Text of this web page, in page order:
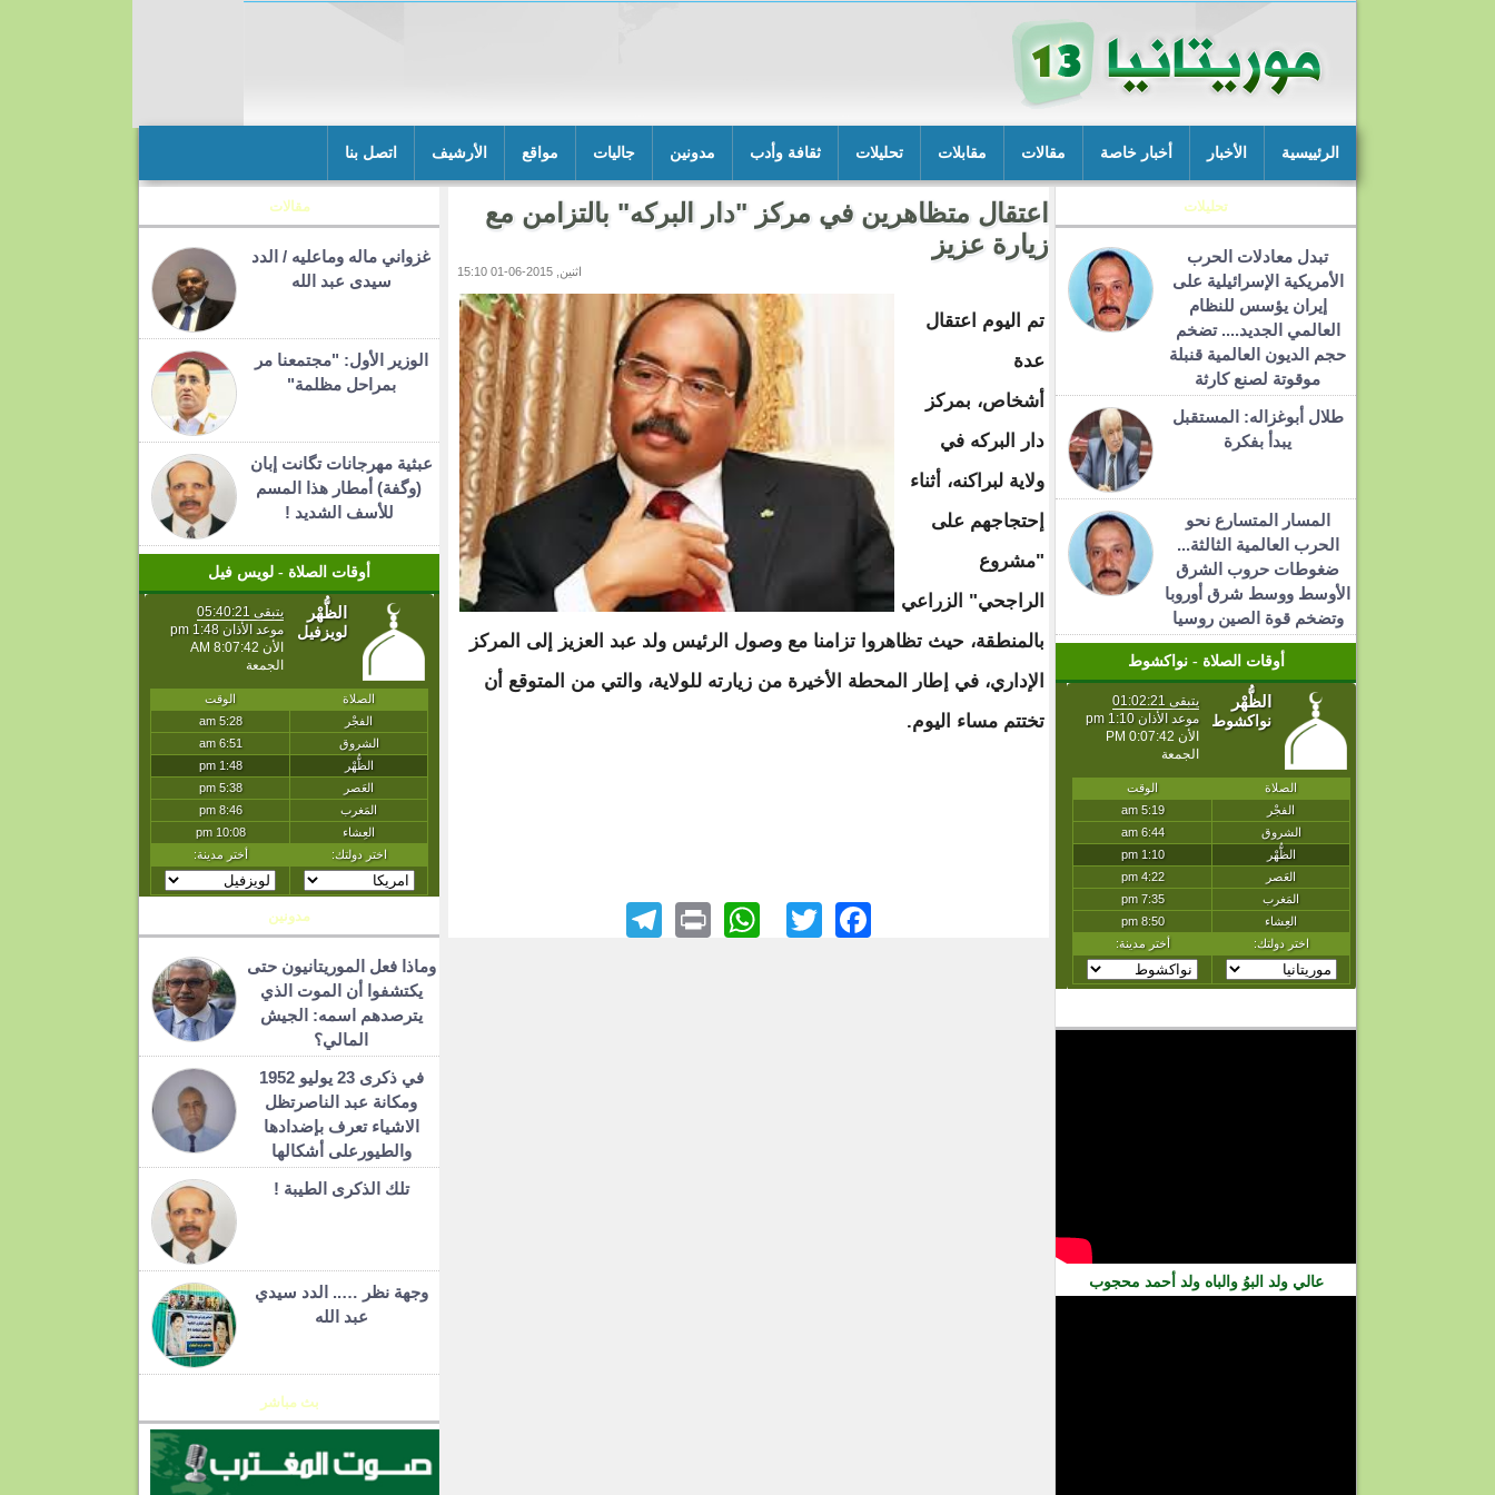
الرئييسية الأخبار أخبار خاصة مقالات مقابلات تحليلات ثقافة وأدب مدونين جاليات مواقع الأرشيف اتصل بنا
تحليلات
تبدل معادلات الحرب
الأمريكية الإسرائيلية على
إيران يؤسس للنظام
العالمي الجديد.... تضخم
حجم الديون العالمية قنبلة
موقوتة لصنع كارثة
طلال أبوغزاله: المستقبل
يبدأ بفكرة
المسار المتسارع نحو
الحرب العالمية الثالثة...
ضغوطات حروب الشرق
الأوسط ووسط شرق أوروبا
وتضخم قوة الصين روسيا
أوقات الصلاة - نواكشوط
عالي ولد البوُ والباه ولد أحمد محجوب
اعتقال متظاهرين في مركز "دار البركه" بالتزامن مع
زيارة عزيز
اثنين, 2015-06-01 15:10
تم اليوم اعتقال
عدة
أشخاص، بمركز
دار البركه في
ولاية لبراكنه، أثناء
إحتجاجهم على
"مشروع
الراجحي" الزراعي
بالمنطقة، حيث تظاهروا تزامنا مع وصول الرئيس ولد عبد العزيز إلى المركز
الإداري، في إطار المحطة الأخيرة من زيارته للولاية، والتي من المتوقع أن
تختتم مساء اليوم.
Facebook
Twitter
WhatsApp
Print
مقالات
غزواني ماله وماعليه / الدد
سيدى عبد الله
الوزير الأول: "مجتمعنا مر
بمراحل مظلمة"
عبثية مهرجانات تگانت إبان
(وگفة) أمطار هذا المسم
للأسف الشديد !
أوقات الصلاة - لويس فيل
مدونين
وماذا فعل الموريتانيون حتى
يكتشفوا أن الموت الذي
يترصدهم اسمه: الجيش
المالي؟
في ذكرى 23 يوليو 1952
ومكانة عبد الناصرتظل
الاشياء تعرف بإضدادها
والطيورعلى أشكالها
تلك الذكرى الطيبة !
وجهة نظر ….. الدد سيدي
عبد الله
بث مباشر